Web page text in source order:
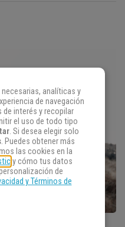
analíticas y
de navegación
interés y recopilar
el uso de todo tipo
. Si desea elegir solo
. Puedes obtener más
las cookies en la
y cómo tus datos
de
y Términos de